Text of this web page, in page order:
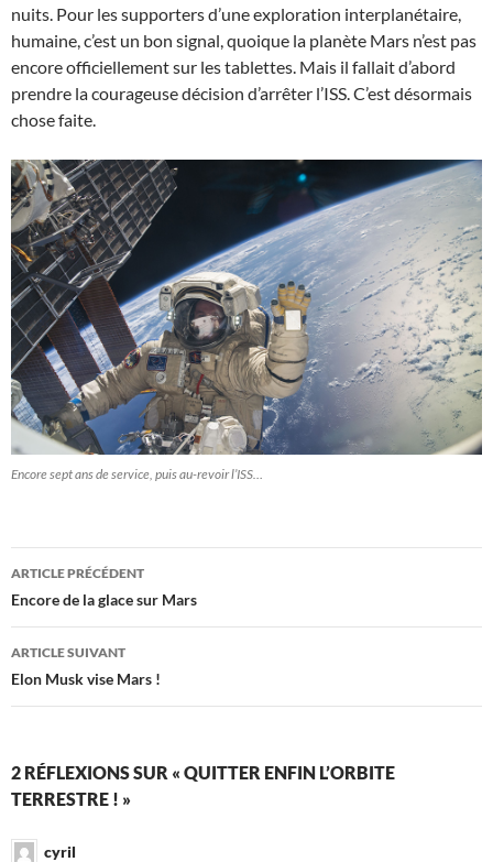
nuits. Pour les supporters d’une exploration interplanétaire,
humaine, c’est un bon signal, quoique la planète Mars n’est pas
encore officiellement sur les tablettes. Mais il fallait d’abord
prendre la courageuse décision d’arrêter l’ISS. C’est désormais
chose faite.
Encore sept ans de service, puis au-revoir l’ISS…
Navigation
des
articles
ARTICLE PRÉCÉDENT
Encore de la glace sur Mars
ARTICLE SUIVANT
Elon Musk vise Mars !
2 RÉFLEXIONS SUR « QUITTER ENFIN L’ORBITE
TERRESTRE ! »
cyril